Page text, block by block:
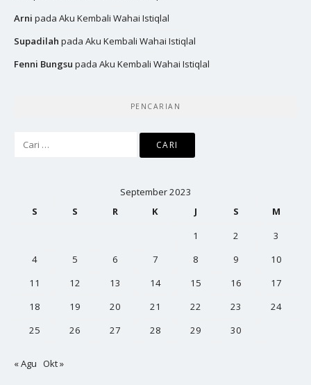
Arni pada Aku Kembali Wahai Istiqlal
Supadilah pada Aku Kembali Wahai Istiqlal
Fenni Bungsu pada Aku Kembali Wahai Istiqlal
PENCARIAN
September 2023
S
S R K J S
M
1
2
3
4
5 6 7 8 9
10
11
12 13 14 15 16
17
18
19 20 21 22 23
24
25
26 27 28 29 30
« Agu Okt »